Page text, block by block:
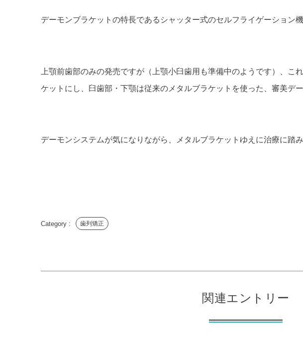
デーモンブラケットの特長であるシャッター式のセルフライゲーション
上顎前歯部のみの発売ですが（上顎小臼歯用も準備中のようです）、こ
ケットにし、臼歯部・下顎は従来のメタルブラケットを使った、審美デ
デーモンシステムが気になりながら、メタルブラケットゆえに治療に踏
歯列矯正
関連エントリー